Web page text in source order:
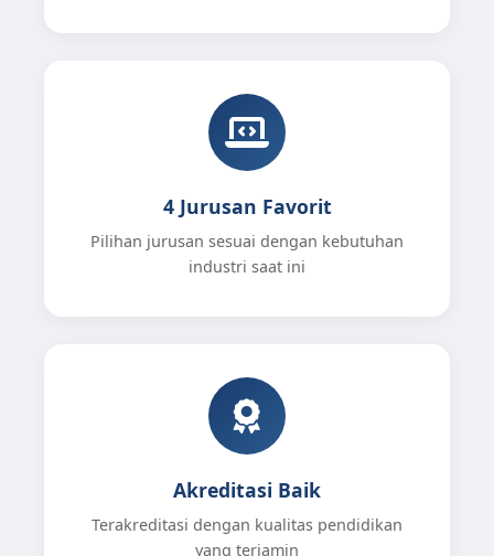
4 Jurusan Favorit
Pilihan jurusan sesuai dengan kebutuhan
industri saat ini
Akreditasi Baik
Terakreditasi dengan kualitas pendidikan
yang terjamin